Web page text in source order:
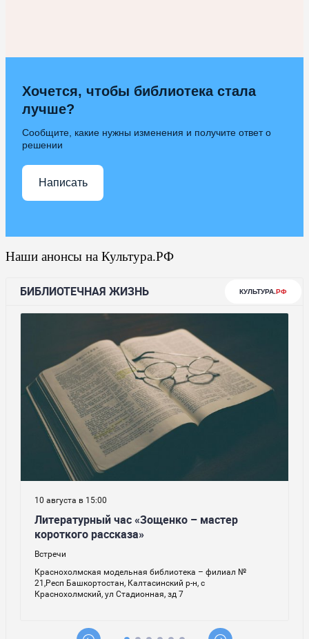
Хочется, чтобы библиотека стала
лучше?
Сообщите, какие нужны изменения и получите ответ о
решении
Написать
Наши анонсы на Культура.РФ